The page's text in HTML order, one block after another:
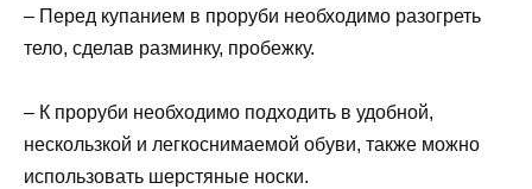
– Перед купанием в проруби необходимо разогреть
тело, сделав разминку, пробежку.
– К проруби необходимо подходить в удобной,
нескользкой и легкоснимаемой обуви, также можно
использовать шерстяные носки.